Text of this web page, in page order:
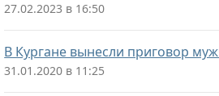
27.02.2023 в 16:50
В Кургане вынесли приговор
31.01.2020 в 11:25